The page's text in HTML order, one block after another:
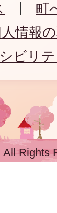
町
情報
ビリ
Rights